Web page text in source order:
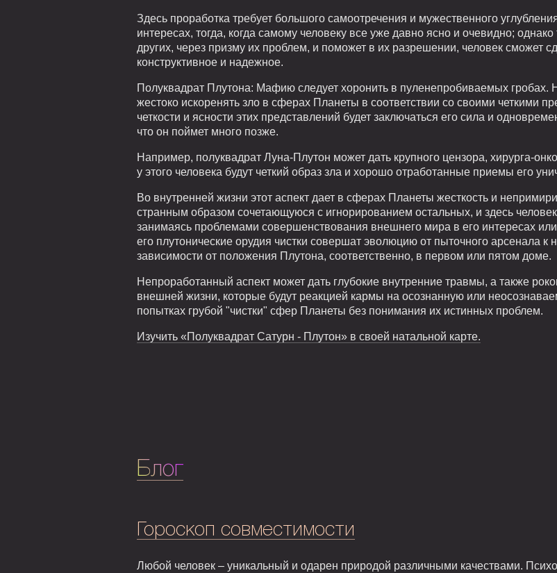
Здесь проработка требует большого самоотречения и мужественного
интересах, тогда, когда самому человеку все уже давно ясно и очевидно; однако
других, через призму их проблем, и поможет в их разрешении, человек сможет
конструктивное и надежное.
Полуквадрат Плутона: Мафию следует хоронить в пуленепробиваемых гробах.
жестоко искоренять зло в сферах Планеты в соответствии со своими четкими
четкости и ясности этих представлений будет заключаться его сила и
что он поймет много позже.
Например, полуквадрат Луна-Плутон может дать крупного цензора, хирурга-
у этого человека будут четкий образ зла и хорошо отработанные приемы его
Во внутренней жизни этот аспект дает в сферах Планеты жесткость и
странным образом сочетающуюся с игнорированием остальных, и здесь
занимаясь проблемами совершенствования внешнего мира в его интересах или
его плутонические орудия чистки совершат эволюцию от пыточного арсенала
зависимости от положения Плутона, соответственно, в первом или пятом доме.
Непроработанный аспект может дать глубокие внутренние травмы, а также
внешней жизни, которые будут реакцией кармы на осознанную или
попытках грубой "чистки" сфер Планеты без понимания их истинных проблем.
Изучить «Полуквадрат Сатурн - Плутон» в своей натальной карте.
Блог
Гороскоп совместимости
Любой человек – уникальный и одарен природой различными качествами.